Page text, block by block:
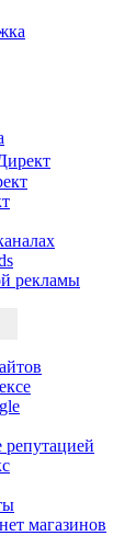
рекламы
магазинов